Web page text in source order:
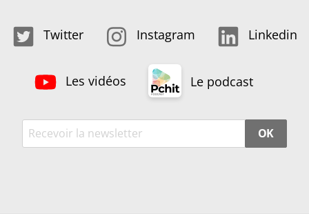
Twitter Instagram Linkedin
Les vidéos Le podcast
OK